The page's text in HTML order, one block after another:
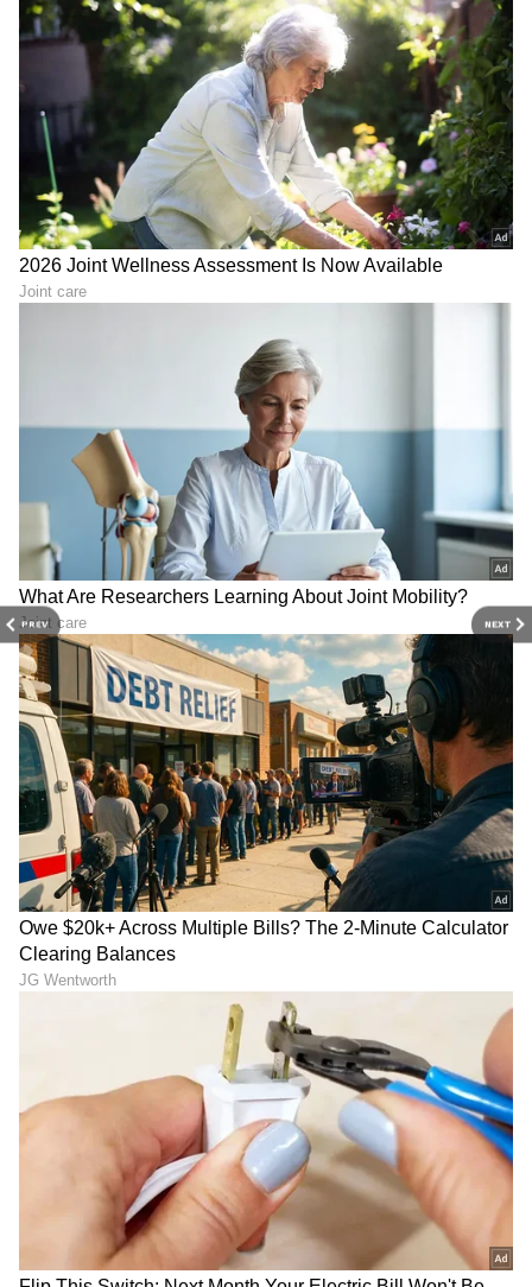
PREV NEXT
ಸಹ ಪೂರೈಸುತ್ತವೆ. ಹೀಗಾಗಿ ಪ್ರೀಮಿಯಂ ಫ್ಲಾಟ್‌ಗಳಲ್ಲಿ
ಇವುಗಳ ಜನಪ್ರಿಯತೆ ವೇಗವಾಗಿ ಹೆಚ್ಚುತ್ತಿದೆ.
LATEST VIDEOS
ಆರೋಗ್ಯ, ಸೌಂದರ್ಯ, ಫಿಟ್‌ನೆಸ್,ಕಿಚನ್ ಟಿಪ್ಸ್‌,
ಸಂಬಂಧ,ಫ್ಯಾಷನ್ , ರೆಸಿಪಿಅಪ್ಡೇಟ್‌ಗಳಿಗಾಗಿ
ಏಷ್ಯಾನೆಟ್ ಸುವರ್ಣ ನ್ಯೂಸ್‌ ಫಾಲೋ ಮಾಡಿ.
ಸಂಪೂರ್ಣ ಮಾಹಿತಿ ಒಂದೇ ಕ್ಲಿಕ್‌ನಲ್ಲಿ ಲಭ್ಯ. ಏಷ್ಯಾನೆಟ್
ಸುವರ್ಣ ನ್ಯೂಸ್ ಅಧಿಕೃತ ಆ್ಯಪ್ ಡೌನ್‌ಲೋಡ್ ಮಾಡಿ
ಹಾಗು ಎಲ್ಲಾ ಅಪ್‌ಡೇಟ್ ಗಳನ್ನು ಪಡೆಯಿರಿ.
ನವೀನ್ ಕೊಡಸೆ ಏಷ್ಯಾನೆಟ್ ಕನ್ನಡದಲ್ಲಿ ಮುಖ್ಯ ಉಪಸಂಪಾದಕ.
ಕಳೆದ 9 ವರ್ಷಗಳಿಂದಲೂ ಮಾಧ್ಯಮ ಜಗತ್ತಿನಲ್ಲಿದ್ದೇನೆ. ಅಪ್ಪಟ
ಮಲೆನಾಡಿನ ಹುಡುಗ. ಕುವೆಂಪು ವಿವಿಯ ಪತ್ರಿಕೋದ್ಯಮ ಪದವಿ ಇದೆ.
ರಾಜ್‌ ನ್ಯೂಸ್‌ ಮೂಲಕ ಮಾಧ್ಯಮ ಲೋಕಕ್ಕೆ ಕಾಲಿಟ್ಟವನು.
ಡಿಜಿಟಲ್‌ ಮಾಧ್ಯಮ ಲೋಕದಲ್ಲಿ ಪಳಗಿದರೂ, ಕಲಿಯೋದಿದೆ ಅಪಾರ.
ಕ್ರೀಡೆ, ರಾಜಕೀಯ, ಸಾಹಿತ್ಯದಲ್ಲಿದೆ ಆಸಕ್ತಿ. ಕ್ರೀಡಾ ಸುದ್ದಿಯೇ ನನ್ನ
ಜೀವನಶೈಲಿ ಉದ್ಯಾನ